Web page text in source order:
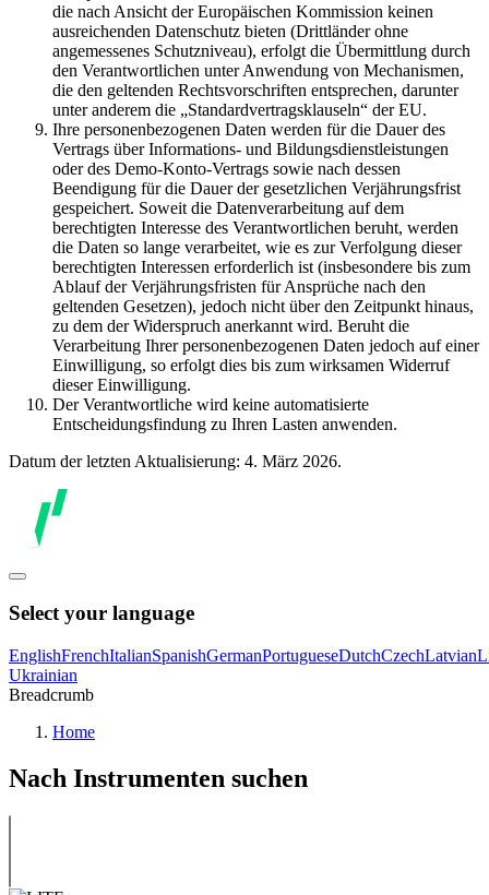
die nach Ansicht der Europäischen Kommission keinen
ausreichenden Datenschutz bieten (Drittländer ohne
angemessenes Schutzniveau), erfolgt die Übermittlung durch
den Verantwortlichen unter Anwendung von Mechanismen,
die den geltenden Rechtsvorschriften entsprechen, darunter
unter anderem die „Standardvertragsklauseln“ der EU.
Ihre personenbezogenen Daten werden für die Dauer des
Vertrags über Informations- und Bildungsdienstleistungen
oder des Demo-Konto-Vertrags sowie nach dessen
Beendigung für die Dauer der gesetzlichen Verjährungsfrist
gespeichert. Soweit die Datenverarbeitung auf dem
berechtigten Interesse des Verantwortlichen beruht, werden
die Daten so lange verarbeitet, wie es zur Verfolgung dieser
berechtigten Interessen erforderlich ist (insbesondere bis zum
Ablauf der Verjährungsfristen für Ansprüche nach den
geltenden Gesetzen), jedoch nicht über den Zeitpunkt hinaus,
zu dem der Widerspruch anerkannt wird. Beruht die
Verarbeitung Ihrer personenbezogenen Daten jedoch auf einer
Einwilligung, so erfolgt dies bis zum wirksamen Widerruf
dieser Einwilligung.
Der Verantwortliche wird keine automatisierte
Entscheidungsfindung zu Ihren Lasten anwenden.
Datum der letzten Aktualisierung: 4. März 2026.
Select your language
EnglishFrenchItalianSpanishGermanPortugueseDutchCzechLatvian
Ukrainian
Breadcrumb
Home
Nach Instrumenten suchen